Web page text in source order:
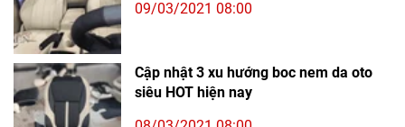
09/03/2021 08:00
Cập nhật 3 xu hướng boc nem da oto
siêu HOT hiện nay